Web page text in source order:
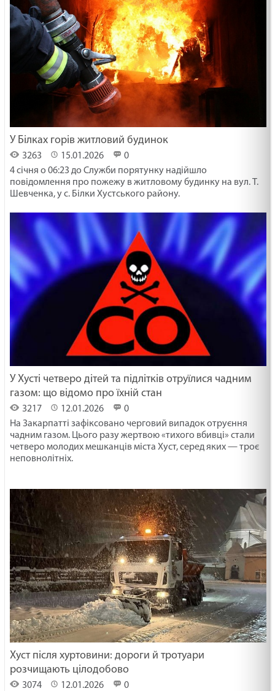
У Білках горів житловий будинок
3263 15.01.2026
0
4 січня о 06:23 до Служби порятунку надійшло
повідомлення про пожежу в житловому будинку на вул. Т.
Шевченка, у с. Білки Хустського району.
​У Хусті четверо дітей та підлітків отруїлися чадним
газом: що відомо про їхній стан
3217 12.01.2026
0
На Закарпатті зафіксовано черговий випадок отруєння
чадним газом. Цього разу жертвою «тихого вбивці» стали
четверо молодих мешканців міста Хуст, серед яких — троє
неповнолітніх.
Хуст після хуртовини: дороги й тротуари
розчищають цілодобово
3074 12.01.2026
0